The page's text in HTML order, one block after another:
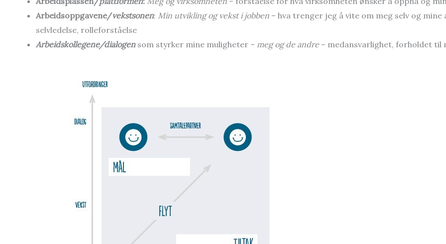
Arbeidsoppgavene/vekstsonen: Min utvikling og vekst i jobben – hva trenger jeg å vite om meg selv og
selvledelse, rolleforståelse
Arbeidskollegene/dialogensom styrker mine muligheter – meg og de andre– medansvarlighet, forholdet til